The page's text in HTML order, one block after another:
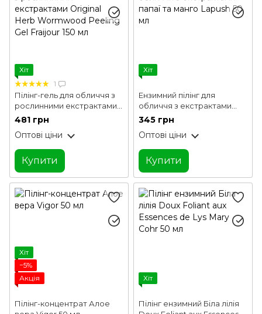
Хіт
1
Пілінг-гель для обличчя з
рослинними екстрактами
Original Herb Wormwood
Peeling Gel Fraijour 150 мл
481 грн
Оптові ціни
Купити
Хіт
Ензимний пілінг для
обличчя з екстрактами
папаї та манго Lapush 50 мл
345 грн
Оптові ціни
Купити
Хіт
−5%
Акція
Пілінг-концентрат Алое
Хіт
Пілінг ензимний Біла лілія